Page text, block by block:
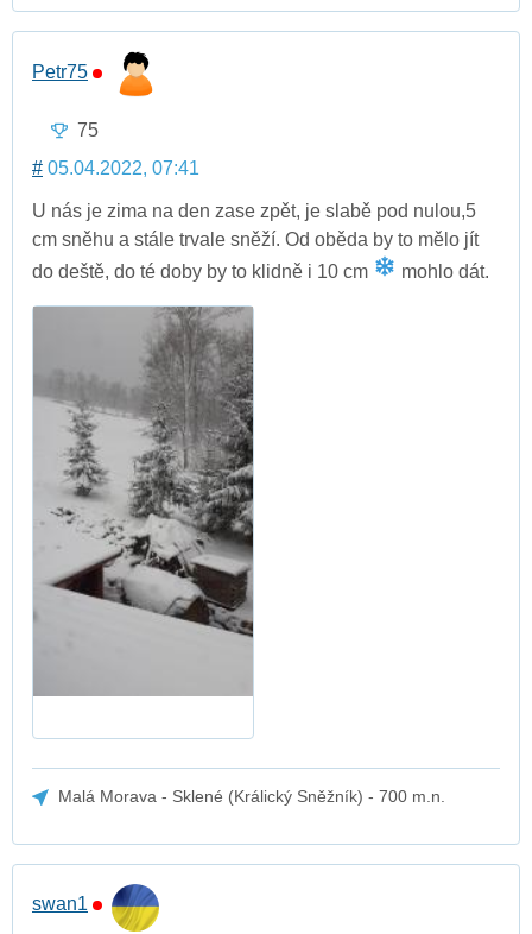
Petr75
75
# 05.04.2022, 07:41
U nás je zima na den zase zpět, je slabě pod nulou,5
cm sněhu a stále trvale sněží. Od oběda by to mělo jít
do deště, do té doby by to klidně i 10 cm
mohlo dát.
Malá Morava - Sklené (Králický Sněžník) - 700 m.n.
swan1